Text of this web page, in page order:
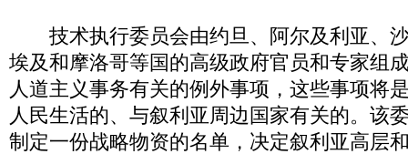
技术执行委员会由约旦、阿尔及利亚、
埃及和摩洛哥等国的高级政府官员和专家组
人道主义事务有关的例外事项，这些事项将
人民生活的、与叙利亚周边国家有关的。该
制定一份战略物资的名单，决定叙利亚高层